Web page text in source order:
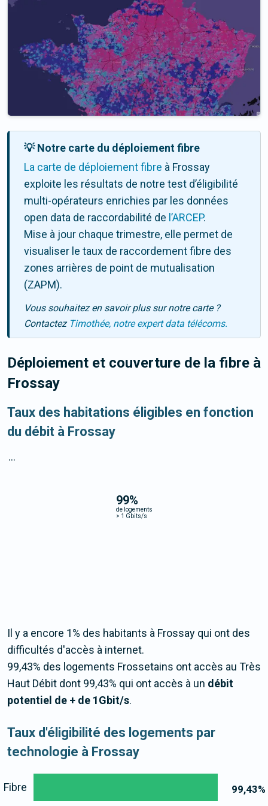
💡 Notre carte du déploiement fibre
La carte de déploiement fibre à Frossay
exploite les résultats de notre test d’éligibilité
multi-opérateurs enrichies par les données
open data de raccordabilité de l’ARCEP.
Mise à jour chaque trimestre, elle permet de
visualiser le taux de raccordement fibre des
zones arrières de point de mutualisation
(ZAPM).
Vous souhaitez en savoir plus sur notre carte ?
Contactez Timothée, notre expert data télécoms.
Déploiement et couverture de la fibre à
Frossay
Taux des habitations éligibles en fonction
du débit à Frossay
99%
de logements
> 1 Gbits/s
...
Il y a encore 1% des habitants à Frossay qui ont des
difficultés d'accès à internet.
99,43% des logements Frossetains ont accès au Très
Haut Débit dont 99,43% qui ont accès à un débit
potentiel de + de 1Gbit/s.
Taux d'éligibilité des logements par
technologie à Frossay
99,43%
Fibre